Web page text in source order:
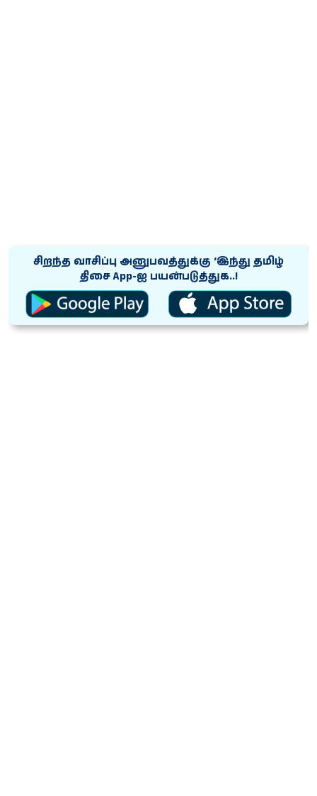
சிறந்த வாசிப்பு அனுபவத்துக்கு ‘இந்து தமிழ்
திசை App-ஐ பயன்படுத்துக..!